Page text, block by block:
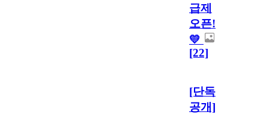
급제
오픈!
💛
[22]
[단독
공개]